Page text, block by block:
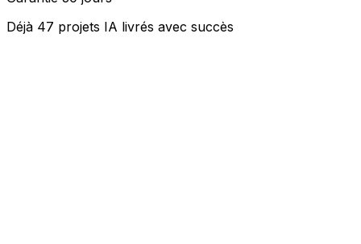
Déjà 47 projets IA livrés avec succès